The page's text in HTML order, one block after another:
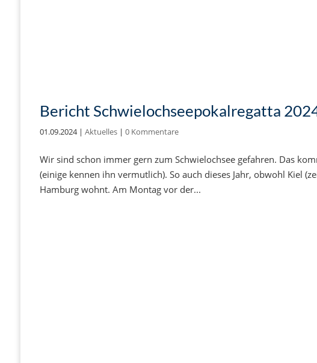
Bericht Schwielochseepokalregatta
01.09.2024| Aktuelles| 0 Kommentare
Wir sind schon immer gern zum Schwielochsee gefahren. Das
(einige kennen ihn vermutlich). So auch dieses Jahr, obwohl Kiel
Hamburg wohnt. Am Montag vor der...